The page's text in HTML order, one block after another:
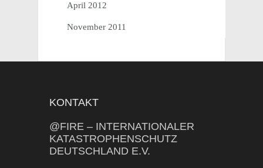
April 2012
November 2011
KONTAKT
@FIRE – INTERNATIONALER
KATASTROPHENSCHUTZ
DEUTSCHLAND E.V.